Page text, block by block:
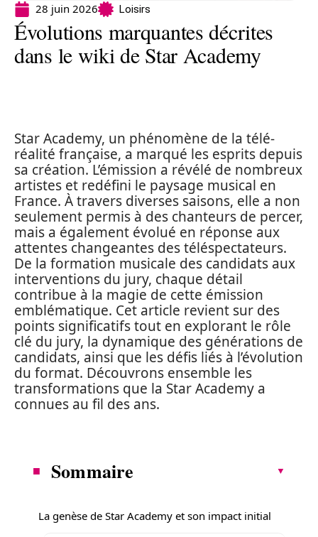
28 juin 2026 Loisirs
Évolutions marquantes décrites
dans le wiki de Star Academy
Star Academy, un phénomène de la télé-
réalité française, a marqué les esprits depuis
sa création. L’émission a révélé de nombreux
artistes et redéfini le paysage musical en
France. À travers diverses saisons, elle a non
seulement permis à des chanteurs de percer,
mais a également évolué en réponse aux
attentes changeantes des téléspectateurs.
De la formation musicale des candidats aux
interventions du jury, chaque détail
contribue à la magie de cette émission
emblématique. Cet article revient sur des
points significatifs tout en explorant le rôle
clé du jury, la dynamique des générations de
candidats, ainsi que les défis liés à l’évolution
du format. Découvrons ensemble les
transformations que la Star Academy a
connues au fil des ans.
Sommaire
La genèse de Star Academy et son impact initial